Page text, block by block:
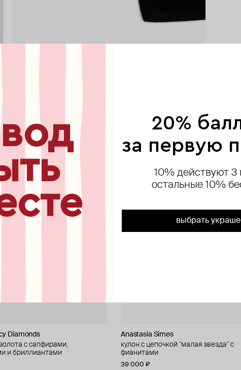
Diamonds
с сапфирами,
и бриллиантами
Anastasia Simes
кулон с цепочкой "малая звезда" с
фианитами
39 000 ₽
из серебра с красной
₽
Struga
колье из серебра с зелёным
55 000 ₽
Label
«железный зуб» с
Dzhanelli Jewellery
колье из серебра с эмалью «меч со
змеей», коллекция hunger
185 000 ₽
wabi sabi
Anastasia Simes
кольцо из серебра "горящее сердце"
гранатом
80 000 ₽
20%
за первую
10% действуют 3
остальные 10%
выбрать